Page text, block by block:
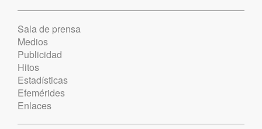
Sala de prensa
Medios
Publicidad
Hitos
Estadísticas
Efemérides
Enlaces